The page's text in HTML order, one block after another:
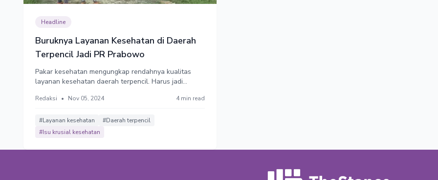
Headline
Buruknya Layanan Kesehatan di Daerah
Terpencil Jadi PR Prabowo
Pakar kesehatan mengungkap rendahnya kualitas
layanan kesehatan daerah terpencil. Harus jadi
Redaksi • Nov 05, 2024 4 min read
#Layanan kesehatan
#Daerah terpencil
#Isu krusial kesehatan